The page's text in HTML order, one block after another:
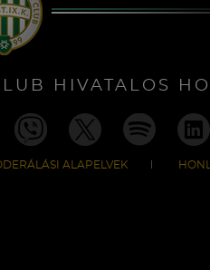
HIVATALOS
ALAPELVEK